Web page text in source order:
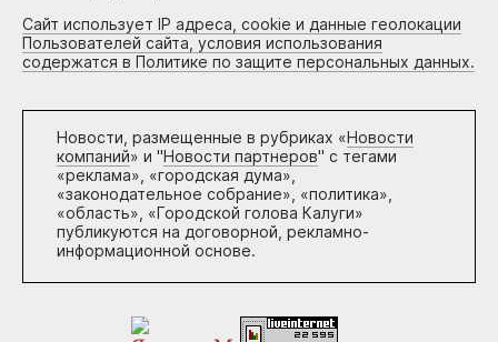
Сайт использует IP адреса, cookie и данные геолокации
Пользователей сайта, условия использования
содержатся в Политике по защите персональных данных.
Новости, размещенные в рубриках «Новости
компаний» и "Новости партнеров" с тегами
«реклама», «городская дума»,
«законодательное собрание», «политика»,
«область», «Городской голова Калуги»
публикуются на договорной, рекламно-
информационной основе.